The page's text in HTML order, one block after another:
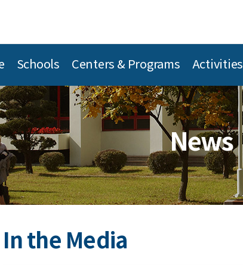
Schools Centers & Programs Activities
News
In the Media